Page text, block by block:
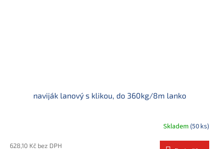
naviják lanový s klikou, do 360kg/8m lanko
Skladem (50 ks)
628,10 Kč bez DPH